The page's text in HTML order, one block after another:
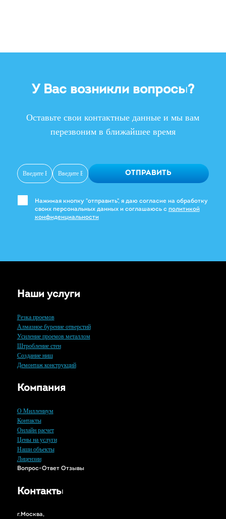
У Вас возникли вопросы?
Оставьте свои контактные данные и мы вам
перезвоним в ближайшее время
ОТПРАВИТЬ
Нажимая кнопку "отправить", я даю согласие на обработку
своих персональных данных и соглашаюсь с политикой
конфиденциальности
Наши услуги
Резка проемов
Алмазное бурение отверстий
Усиление проемов металлом
Штробление стен
Создание ниш
Демонтаж конструкций
Компания
О Миллениум
Контакты
Онлайн расчет
Цены на услуги
Наши объекты
Лицензии
Вопрос-Ответ Отзывы
Контакты
г.Москва,